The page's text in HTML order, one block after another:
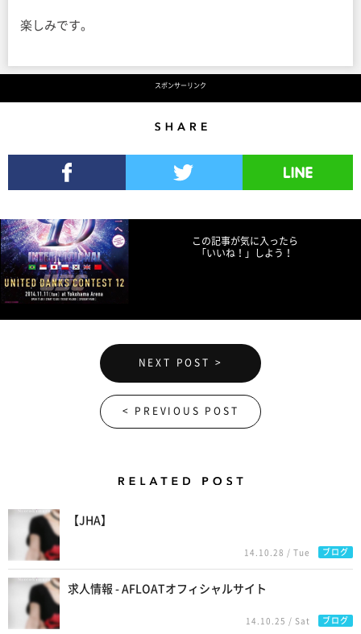
楽しみです。
スポンサーリンク
この記事が気に入ったら
「いいね！」しよう！
NEXT POST >
< PREVIOUS POST
【JHA】
14.10.28 / Tue ブログ
求人情報 - AFLOATオフィシャルサイト
14.10.25 / Sat ブログ